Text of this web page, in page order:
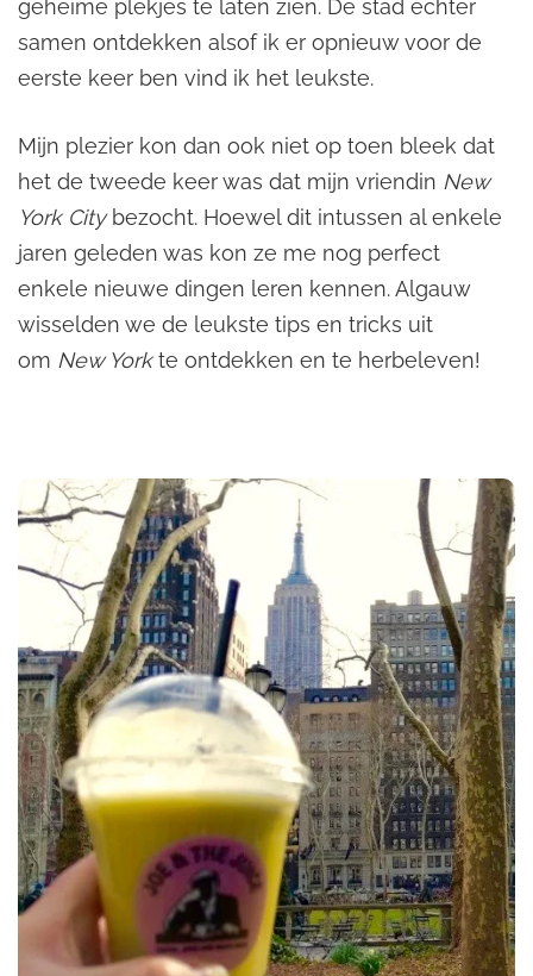
geheime plekjes te laten zien. De stad echter
samen ontdekken alsof ik er opnieuw voor de
eerste keer ben vind ik het leukste.
Mijn plezier kon dan ook niet op toen bleek dat
het de tweede keer was dat mijn vriendin New
York Citybezocht. Hoewel dit intussen al enkele
jaren geleden was kon ze me nog perfect
enkele nieuwe dingen leren kennen. Algauw
wisselden we de leukste tips en tricks uit
om New Yorkte ontdekken en te herbeleven!